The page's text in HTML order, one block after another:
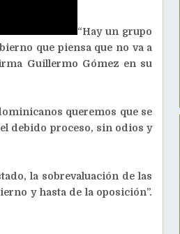
“Hay un grupo
que piensa que no va a
Guillermo Gómez en su
queremos que se
debido proceso, sin odios y
la sobrevaluación de las
y hasta de la oposición”.